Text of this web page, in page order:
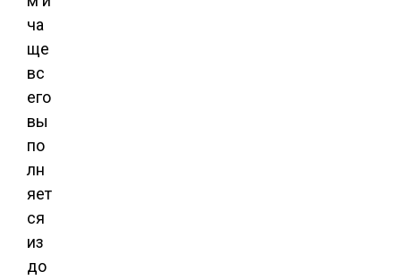
ча
ще
вс
его
вы
по
лн
яет
ся
из
до